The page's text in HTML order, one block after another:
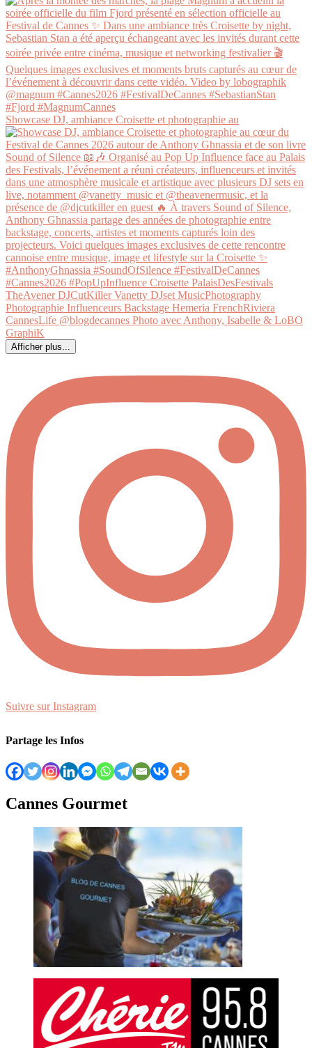
Showcase DJ, ambiance Croisette et photographie au
Afficher plus...
Suivre sur Instagram
Partage les Infos
Cannes Gourmet